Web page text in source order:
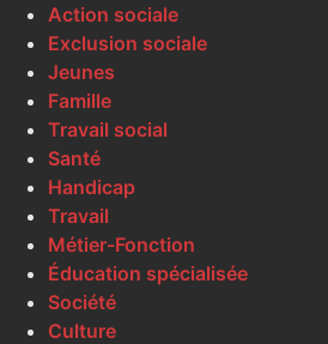
Action sociale
Exclusion sociale
Jeunes
Famille
Travail social
Santé
Handicap
Travail
Métier-Fonction
Éducation spécialisée
Société
Culture